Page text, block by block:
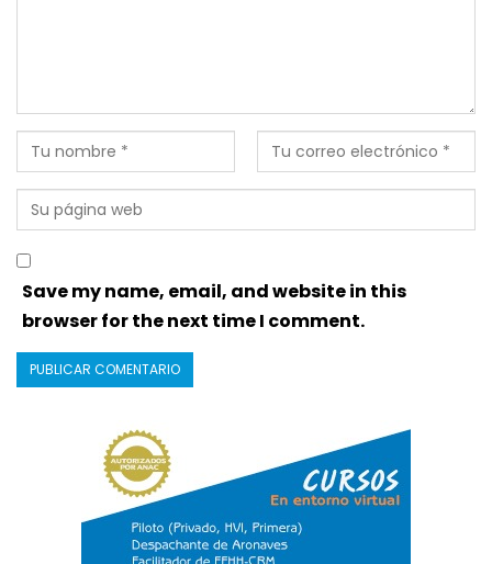
Save my name, email, and website in this
browser for the next time I comment.